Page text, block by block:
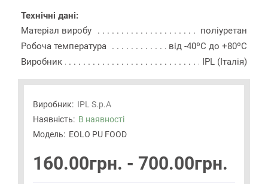
Технічні дані:
Матеріал виробу
поліуретан
Робоча температура
від -40ºС до +80ºС
Виробник
IPL (Італія)
Виробник: IPL S.p.A
Наявність: В наявності
Модель: EOLO PU FOOD
160.00грн. - 700.00грн.